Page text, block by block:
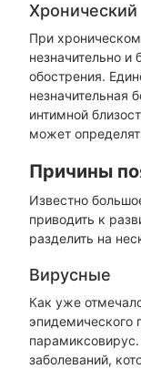
Хронический
При
незначительно и
обострения.
незначительная
интимной
может
Причины
Известно
приводить к
разделить на
Вирусные
Как уже
эпидемического
заболеваний,